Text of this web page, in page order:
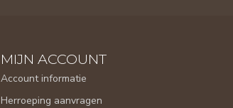
MIJN ACCOUNT
Account informatie
Herroeping aanvragen